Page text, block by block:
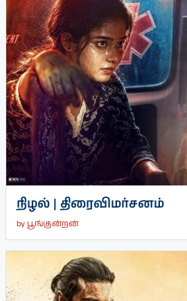
நிழல் | திரைவிமர்சனம்
by பூங்குன்றன்